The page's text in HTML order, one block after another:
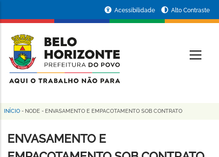
conteúdo
principal
da
Prefeitura
de
Horizonte
Acessibilidade Alto Contraste
Trilha
de
navegação
INÍCIO - NODE - ENVASAMENTO E EMPACOTAMENTO SOB CONTRATO
ENVASAMENTO E